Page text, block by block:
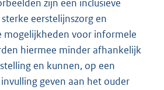
zijn een inclusieve
eerstelijnszorg en
mogelijkheden voor informele
hiermee minder afhankelijk
en kunnen, op een
geven aan het ouder